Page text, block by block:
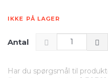
IKKE PÅ LAGER
Antal
Har du spørgsmål til